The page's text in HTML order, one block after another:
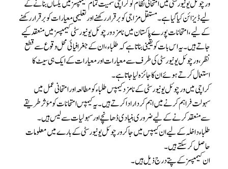
ورچوئل یونیورسٹی میں امتحانی نظام کو کراچی سمیت تمام کیمپسز میں یکساں بنانے کے
لیے ڈیزائن کیا گیا ہے۔ مستقل مزاجی کو برقرار رکھنے اور تعلیمی معیارات کو برقرار رکھنے
کے لیے، امتحانات پورے پاکستان میں نامزد ورچوئل یونیورسٹی کیمپسز میں منعقد کیے
جاتے ہیں۔ یہ اس بات کو یقینی بناتا ہے کہ طلباء، ان کے جغرافیائی محل وقوع سے قطع
نظر، ورچوئل یونیورسٹی کی طرف سے معیارات اور معیارات کے ایک ہی سیٹ کا
استعمال کرتے ہوئے ان کا جائزہ لیا جاتا ہے۔
کراچی میں ورچوئل یونیورسٹی کے نامزد کیمپس طلباء کو مطالعہ اور امتحانی عمل میں
سہولت فراہم کرنے میں اہم کردار ادا کرتے ہیں۔ یہ کیمپس امتحانات کو مؤثر طریقے
سے منعقد کرنے کے لیے ضروری بنیادی ڈھانچے اور سہولیات سے لیس ہیں۔
طلباء داخلہ کے لیے ان کیمپس میں جا کر ورچوئل یونیورسٹی کے بارے میں معلومات
حاصل کر سکتے ہیں۔
ان کیمپسز کے پتے درج ذیل ہیں۔